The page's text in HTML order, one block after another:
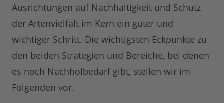
Ausrichtungen auf Nachhaltigkeit und Schutz
der Artenvielfalt im Kern ein guter und
wichtiger Schritt. Die wichtigsten Eckpunkte zu
den beiden Strategien und Bereiche, bei denen
es noch Nachholbedarf gibt, stellen wir im
Folgenden vor.